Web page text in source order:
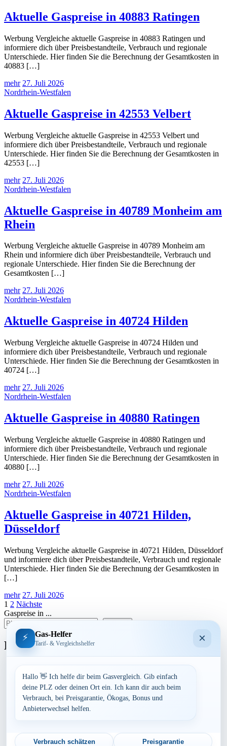
Aktuelle Gaspreise in 40883 Ratingen
Werbung Vergleiche aktuelle Gaspreise in 40883 Ratingen und
informiere dich über Preisbestandteile, Verbrauch und regionale
Unterschiede. Hier finden Sie die Berechnung der Gesamtkosten in
40883 […]
mehr 27. Juli 2026
Nordrhein-Westfalen
Aktuelle Gaspreise in 42553 Velbert
Werbung Vergleiche aktuelle Gaspreise in 42553 Velbert und
informiere dich über Preisbestandteile, Verbrauch und regionale
Unterschiede. Hier finden Sie die Berechnung der Gesamtkosten in
42553 […]
mehr 27. Juli 2026
Nordrhein-Westfalen
Aktuelle Gaspreise in 40789 Monheim am
Rhein
Werbung Vergleiche aktuelle Gaspreise in 40789 Monheim am
Rhein und informiere dich über Preisbestandteile, Verbrauch und
regionale Unterschiede. Hier finden Sie die Berechnung der
Gesamtkosten […]
mehr 27. Juli 2026
Nordrhein-Westfalen
Aktuelle Gaspreise in 40724 Hilden
Werbung Vergleiche aktuelle Gaspreise in 40724 Hilden und
informiere dich über Preisbestandteile, Verbrauch und regionale
Unterschiede. Hier finden Sie die Berechnung der Gesamtkosten in
40724 […]
mehr 27. Juli 2026
Nordrhein-Westfalen
Aktuelle Gaspreise in 40880 Ratingen
Werbung Vergleiche aktuelle Gaspreise in 40880 Ratingen und
informiere dich über Preisbestandteile, Verbrauch und regionale
Unterschiede. Hier finden Sie die Berechnung der Gesamtkosten in
40880 […]
mehr 27. Juli 2026
Nordrhein-Westfalen
Aktuelle Gaspreise in 40721 Hilden,
Düsseldorf
Werbung Vergleiche aktuelle Gaspreise in 40721 Hilden, Düsseldorf
und informiere dich über Preisbestandteile, Verbrauch und regionale
Unterschiede. Hier finden Sie die Berechnung der Gesamtkosten in
[…]
mehr 27. Juli 2026
Seitennummerierung
der
Beiträge
1 2 Nächste
Gaspreise in ...
Bundesland
Bayern
Berlin
Brandenburg
Hamburg
Mecklenburg-Vorpommern
Niedersachsen
⚡ Gas-Helfer
Tarif- & Vergleichshelfer ×
Hallo 👋 Ich helfe dir beim Gasvergleich. Gib einfach
deine PLZ oder deinen Ort ein. Ich kann dir auch beim
Verbrauch, bei Preisgarantie, Ökogas, Bonus und
Anbieterwechsel helfen.
Verbrauch schätzen Preisgarantie